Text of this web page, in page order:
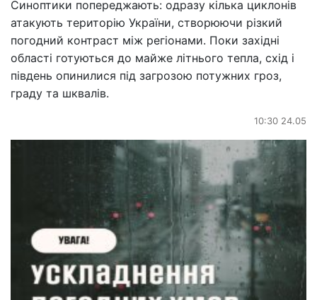
Синоптики попереджають: одразу кілька циклонів
атакують територію України, створюючи різкий
погодний контраст між регіонами. Поки західні
області готуються до майже літнього тепла, схід і
південь опинилися під загрозою потужних гроз,
граду та шквалів.
10:30 24.05